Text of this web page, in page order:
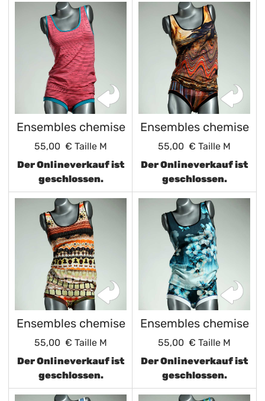
Ensembles chemise
55,00 € Taille M
Der Onlineverkauf ist
geschlossen.
Ensembles chemise
55,00 € Taille M
Der Onlineverkauf ist
geschlossen.
Ensembles chemise
55,00 € Taille M
Der Onlineverkauf ist
geschlossen.
Ensembles chemise
55,00 € Taille M
Der Onlineverkauf ist
geschlossen.